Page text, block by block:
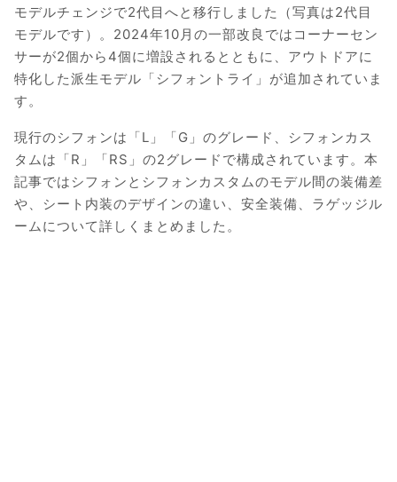
モデルチェンジで2代目へと移行しました（写真は2代目
モデルです）。2024年10月の一部改良ではコーナーセン
サーが2個から4個に増設されるとともに、アウトドアに
特化した派生モデル「シフォントライ」が追加されていま
す。
現行のシフォンは「L」「G」のグレード、シフォンカス
タムは「R」「RS」の2グレードで構成されています。本
記事ではシフォンとシフォンカスタムのモデル間の装備差
や、シート内装のデザインの違い、安全装備、ラゲッジル
ームについて詳しくまとめました。